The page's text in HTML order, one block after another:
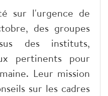
sur l'urgence de
des groupes
des instituts,
pertinents pour
Leur mission
sur les cadres